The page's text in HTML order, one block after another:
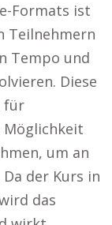
Formats ist
Teilnehmern
Tempo und
Diese
für
Möglichkeit
um an
der Kurs in
das